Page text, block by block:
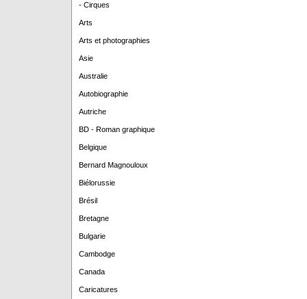
- Cirques
Arts
Arts et photographies
Asie
Australie
Autobiographie
Autriche
BD - Roman graphique
Belgique
Bernard Magnouloux
Biélorussie
Brésil
Bretagne
Bulgarie
Cambodge
Canada
Caricatures